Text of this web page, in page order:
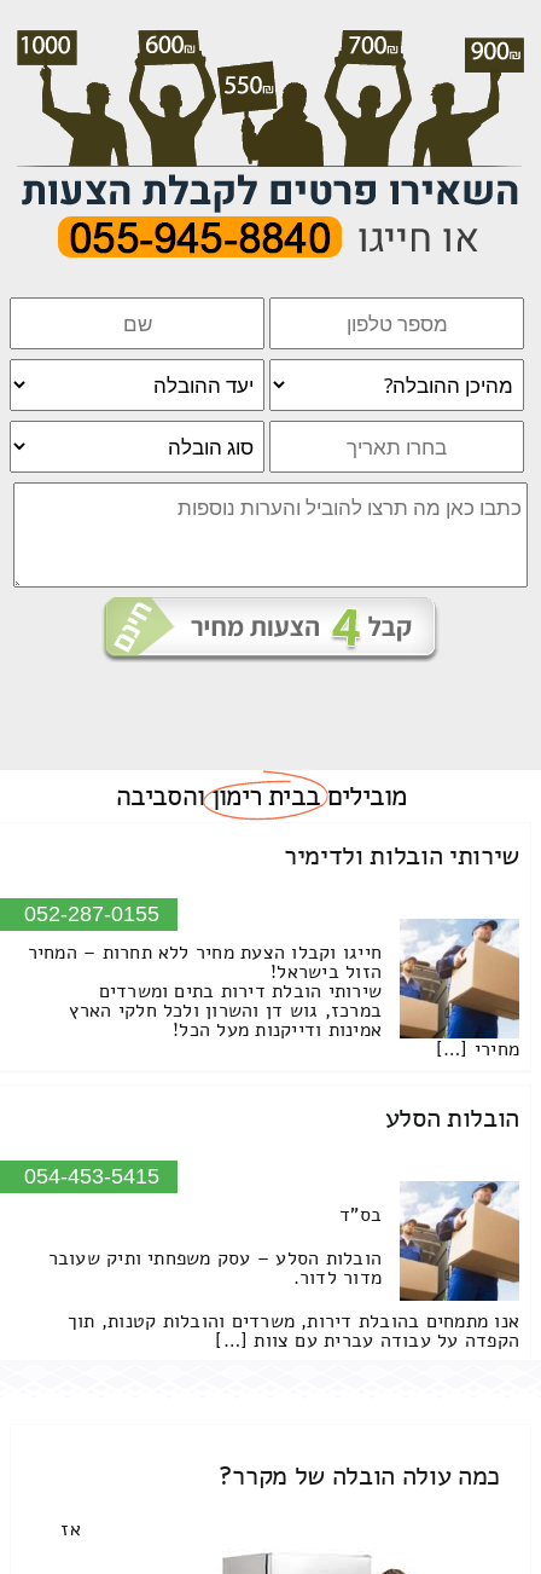
מוביליםבבית רימוןוהסביבה
שירותי הובלות ולדימיר
052-287-0155
חייגו וקבלו הצעת מחיר ללא תחרות – המחיר
הזול בישראל!
שירותי הובלת דירות בתים ומשרדים
במרכז, גוש דן והשרון ולכל חלקי הארץ
אמינות ודייקנות מעל הכל!
מחירי […]
הובלות הסלע
054-453-5415
בס"ד
הובלות הסלע – עסק משפחתי ותיק שעובר
מדור לדור.
אנו מתמחים בהובלת דירות, משרדים והובלות קטנות, תוך
הקפדה על עבודה עברית עם צוות […]
כמה עולה הובלה של מקרר?
אז